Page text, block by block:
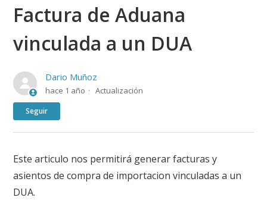
Factura de Aduana
vinculada a un DUA
Dario Muñoz
hace 1 año Actualización
Seguir
Este articulo nos permitirá generar facturas y
asientos de compra de importacion vinculadas a un
DUA.